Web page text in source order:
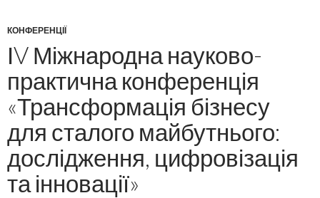
КОНФЕРЕНЦІЇ
ІV Міжнародна науково-
практична конференція
«Трансформація бізнесу
для сталого майбутнього:
дослідження, цифровізація
та інновації»